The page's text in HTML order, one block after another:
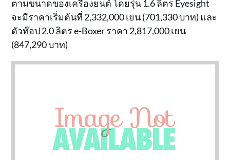
ตามขนาดของเครื่องยนต์ โดยรุ่น 1.6 ลิตร Eyesight
จะมีราคาเริ่มต้นที่ 2,332,000 เยน (701,330 บาท) และ
ตัวท๊อป 2.0 ลิตร e-Boxer ราคา 2,817,000 เยน
(847,290 บาท)